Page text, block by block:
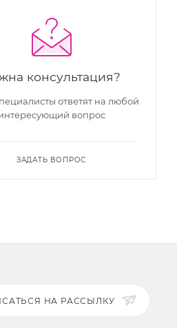
консультация?
ответят на любой
вопрос
ЗАДАТЬ ВОПРОС
НА РАССЫЛКУ